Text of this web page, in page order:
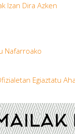
Izan Dira Azken
Nafarroako
Egiaztatu